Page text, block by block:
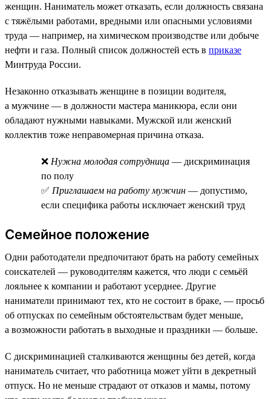
женщин. Наниматель может отказать, если должность связана
с тяжёлыми работами, вредными или опасными условиями
труда — например, на химическом производстве или добыче
нефти и газа. Полный список должностей есть в приказе
Минтруда России.
Незаконно отказывать женщине в позиции водителя,
а мужчине — в должности мастера маникюра, если они
обладают нужными навыками. Мужской или женский
коллектив тоже неправомерная причина отказа.
❌ Нужна молодая сотрудница — дискриминация
по полу
✅ Приглашаем на работу мужчин — допустимо,
если специфика работы исключает женский труд
Семейное положение
Одни работодатели предпочитают брать на работу семейных
соискателей — руководителям кажется, что люди с семьёй
лояльнее к компании и работают усерднее. Другие
наниматели принимают тех, кто не состоит в браке, — просьб
об отпусках по семейным обстоятельствам будет меньше,
а возможности работать в выходные и праздники — больше.
С дискриминацией сталкиваются женщины без детей, когда
наниматель считает, что работница может уйти в декретный
отпуск. Но не меньше страдают от отказов и мамы, потому